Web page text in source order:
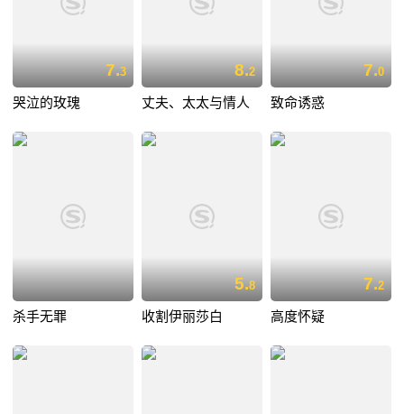
7.3
哭泣的玫瑰
8.2
丈夫、太太与情人
7.0
致命诱惑
杀手无罪
5.8
收割伊丽莎白
7.2
高度怀疑